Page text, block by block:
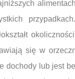
się w
dochody lub jest